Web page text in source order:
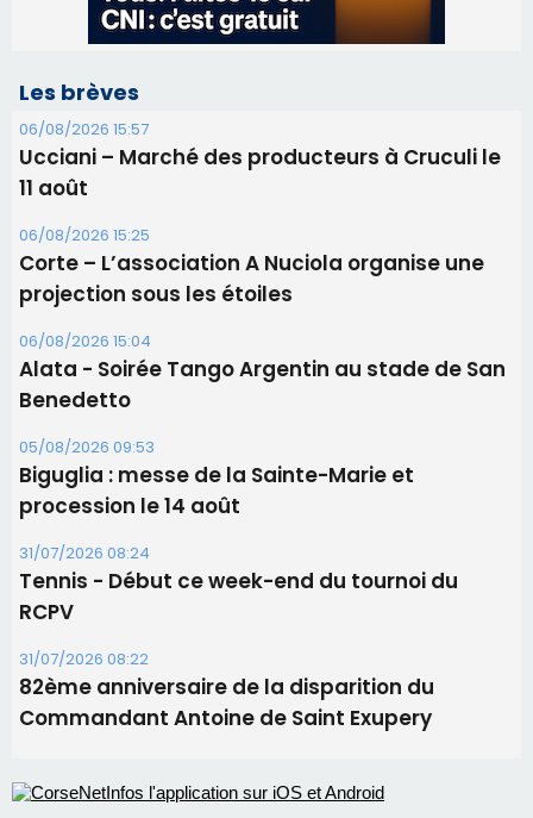
06/08/2026 15:25
Corte – L’association A Nuciola organise une
06/08/2026 15:04
Alata - Soirée Tango Argentin au stade de San
Benedetto
05/08/2026 09:53
Biguglia : messe de la Sainte-Marie et
procession le 14 août
31/07/2026 08:24
Tennis - Début ce week-end du tournoi du
RCPV
31/07/2026 08:22
82ème anniversaire de la disparition du
Commandant Antoine de Saint Exupery
Les plus lus
Satine Nomary est la nouvelle Miss Corse 2026
Éclipse du 12 août : la Corse aux premières loges
d'un spectacle qui ne reviendra pas avant 2081
face à une nouvelle escroquerie au faux vendeur de